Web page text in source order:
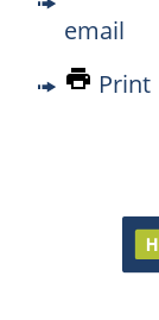
email
Print